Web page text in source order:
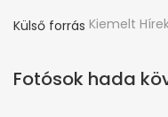
Külső forrás Kiemelt
Fotósok hada